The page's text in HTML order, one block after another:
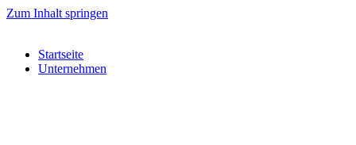
Zum Inhalt springen
Startseite
Unternehmen